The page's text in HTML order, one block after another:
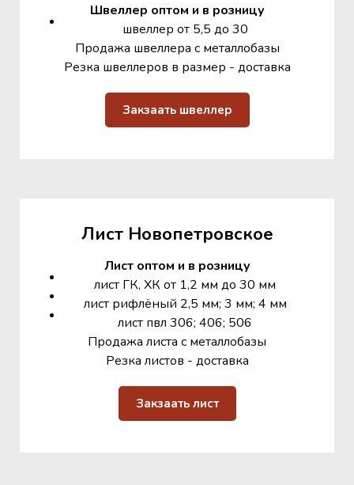
Швеллер оптом и в розницу
швеллер от 5,5 до 30
Продажа швеллера с металлобазы
Резка швеллеров в размер - доставка
Закзаать швеллер
Лист Новопетровское
Лист оптом и в розницу
лист ГК, ХК от 1,2 мм до 30 мм
лист рифлёный 2,5 мм; 3 мм; 4 мм
лист пвл 306; 406; 506
Продажа листа с металлобазы
Резка листов - доставка
Закзаать лист